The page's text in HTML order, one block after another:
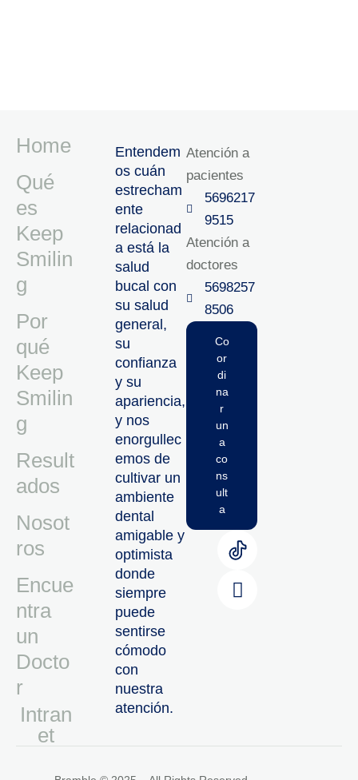
Home
Qué
es
Keep
Smilin
g
Por
qué
Keep
Smilin
g
Result
ados
Nosot
ros
Encue
ntra
un
Docto
r
Intran
Et
Entendem
os cuán
estrecham
ente
relacionad
a está la
salud
bucal con
su salud
general,
su
confianza
y su
apariencia,
y nos
enorgullec
emos de
cultivar un
ambiente
dental
amigable y
optimista
donde
siempre
puede
sentirse
cómodo
con
nuestra
atención.
Atención a
pacientes
5696217
9515‬
Atención a
doctores
5698257
8506‬
Co
or
di
na
r
un
a
co
ns
ult
a